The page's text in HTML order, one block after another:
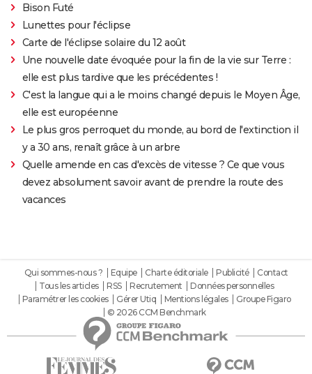
Bison Futé
Lunettes pour l'éclipse
Carte de l'éclipse solaire du 12 août
Une nouvelle date évoquée pour la fin de la vie sur Terre :
elle est plus tardive que les précédentes !
C'est la langue qui a le moins changé depuis le Moyen Âge,
elle est européenne
Le plus gros perroquet du monde, au bord de l'extinction il
y a 30 ans, renaît grâce à un arbre
Quelle amende en cas d'excès de vitesse ? Ce que vous
devez absolument savoir avant de prendre la route des
vacances
Qui sommes-nous ? Equipe Charte éditoriale Publicité
Contact
Tous les articles
RSS Recrutement
Données personnelles
Paramétrer les cookies
Gérer Utiq Mentions légales
Groupe Figaro
© 2026 CCM Benchmark